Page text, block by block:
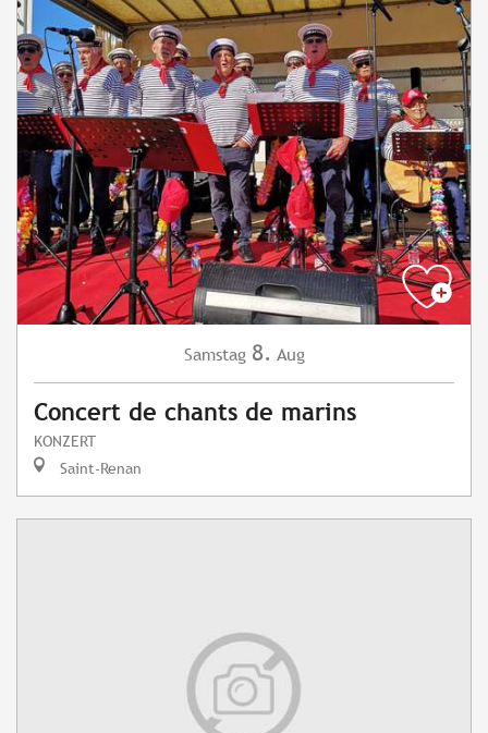
Samstag 8. Aug
Concert de chants de marins
KONZERT
Saint-Renan